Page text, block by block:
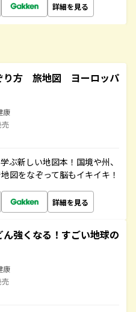
詳細を見る
り方 旅地図 ヨーロッパ
康
売
ぶ新しい地図本！国境や州、
図をなぞって脳もイキイキ！
詳細を見る
強くなる！すごい地球の
康
売